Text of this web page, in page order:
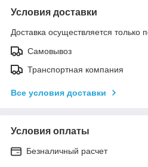
Условия доставки
Доставка осуществляется только
Самовывоз
Транспортная компания
Все условия доставки
Условия оплаты
Безналичный расчет